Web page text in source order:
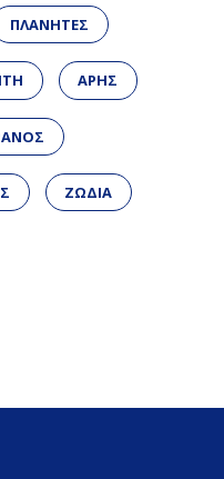
ΠΛΑΝΗΤΕΣ
ΑΡΗΣ
ΖΩΔΙΑ